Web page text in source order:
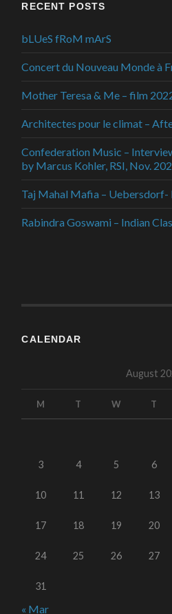
RECENT POSTS
bLUeS fRoM mArS
Concert du Nouveau Monde à
Mother Teresa & Me – film
Architectes pour le climat –
Confederation Music –
by Marcus Kohler, RSI, Nov.
Taj Mahal Mafia – Uebersdorf-
Rabindra Goswami – Indian
CALENDAR
August
M T W T
3 4 5 6
10 11 12 13
17 18 19 20
24 25 26 27
31
« Mar